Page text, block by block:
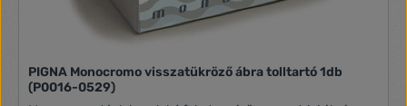
PIGNA Monocromo visszatükröző ábra tolltartó 1db
(P0016-0529)